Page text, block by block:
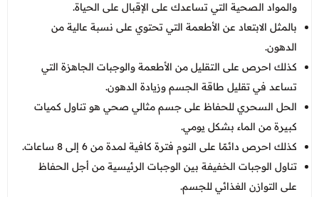
والمواد الصحية التي تساعدك على الإقبال على الحياة.
بالمثل الابتعاد عن الأطعمة التي تحتوي على نسبة عالية من
الدهون.
كذلك احرص على التقليل من الأطعمة والوجبات الجاهزة التي
تساعد في تقليل طاقة الجسم وزيادة الدهون.
الحل السحري للحفاظ على جسم مثالي صحي هو تناول كميات
كبيرة من الماء بشكل يومي.
كذلك احرص دائمًا على النوم فترة كافية لمدة من 6 إلى 8 ساعات.
تناول الوجبات الخفيفة بين الوجبات الرئيسية من أجل الحفاظ
على التوازن الغذائي للجسم.